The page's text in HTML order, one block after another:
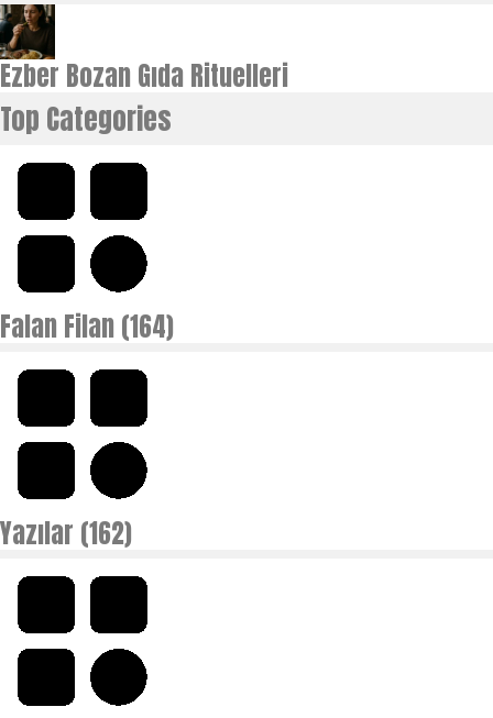
Ezber Bozan Gıda Rituelleri
Top Categories
Falan Filan (164)
Yazılar (162)